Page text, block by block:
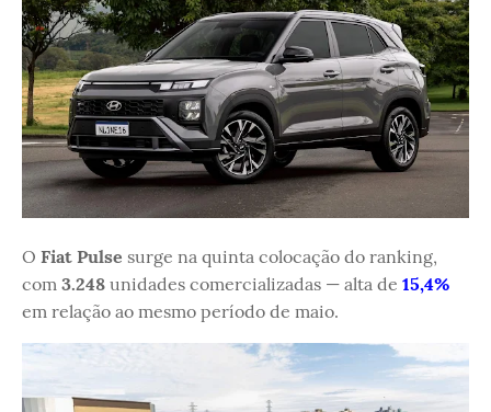
O Fiat Pulse surge na quinta colocação do ranking,
com 3.248 unidades comercializadas — alta de 15,4%
em relação ao mesmo período de maio.